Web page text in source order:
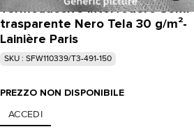
Termoadesivo interfodere Semi-
trasparente Nero Tela 30 g/m²-
Lainière Paris
SKU : SFW110339/T3-491-150
PREZZO NON DISPONIBILE
ACCEDI